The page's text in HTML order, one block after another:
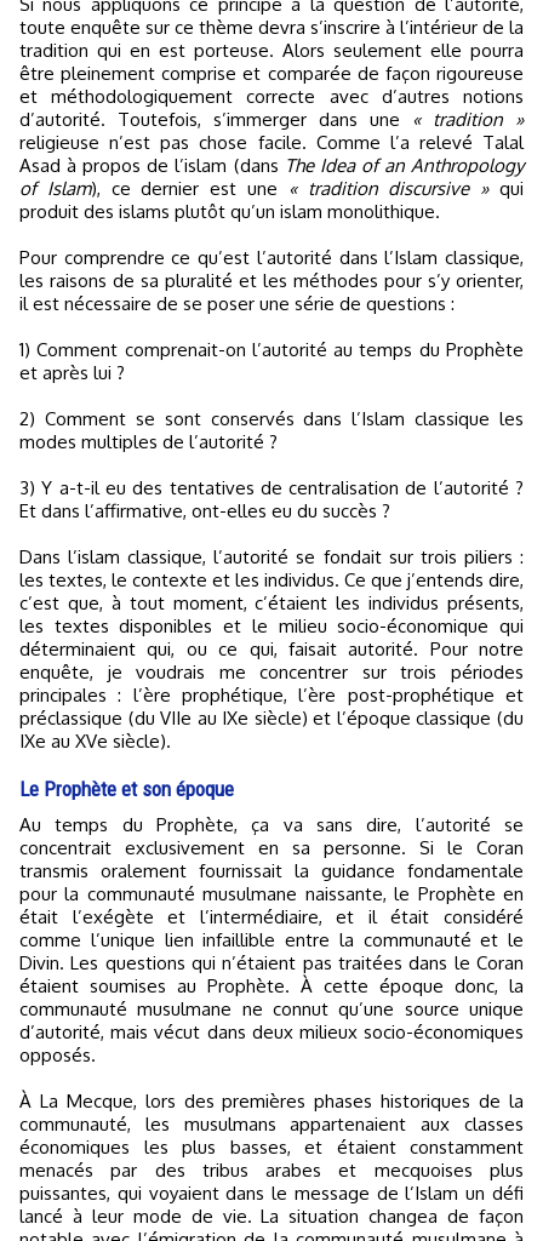
toute enquête sur ce thème devra s’inscrire à l’intérieur de la
tradition qui en est porteuse. Alors seulement elle pourra
être pleinement comprise et comparée de façon rigoureuse
et méthodologiquement correcte avec d’autres notions
d’autorité. Toutefois, s’immerger dans une
« tradition »
religieuse n’est pas chose facile. Comme l’a relevé Talal
Asad à propos de l’islam (dans The Idea of an Anthropology
of Islam), ce dernier est une « tradition discursive »qui
produit des islams plutôt qu’un islam monolithique.
Pour comprendre ce qu’est l’autorité dans l’Islam classique,
les raisons de sa pluralité et les méthodes pour s’y orienter,
il est nécessaire de se poser une série de questions :
1) Comment comprenait-on l’autorité au temps du Prophète
et après lui ?
2) Comment se sont conservés dans l’Islam classique les
modes multiples de l’autorité ?
3) Y a-t-il eu des tentatives de centralisation de l’autorité ?
Et dans l’affirmative, ont-elles eu du succès ?
Dans l’islam classique, l’autorité se fondait sur trois piliers :
les textes, le contexte et les individus. Ce que j’entends dire,
c’est que, à tout moment, c’étaient les individus présents,
les textes disponibles et le milieu socio-économique qui
déterminaient qui, ou ce qui, faisait autorité. Pour notre
enquête, je voudrais me concentrer sur trois périodes
principales : l’ère prophétique, l’ère post-prophétique et
préclassique (du VIIe au IXe siècle) et l’époque classique (du
IXe au XVe siècle).
Le Prophète et son époque
Au temps du Prophète, ça va sans dire, l’autorité se
concentrait exclusivement en sa personne. Si le Coran
transmis oralement fournissait la guidance fondamentale
pour la communauté musulmane naissante, le Prophète en
était l’exégète et l’intermédiaire, et il était considéré
comme l’unique lien infaillible entre la communauté et le
Divin. Les questions qui n’étaient pas traitées dans le Coran
étaient soumises au Prophète. À cette époque donc, la
communauté musulmane ne connut qu’une source unique
d’autorité, mais vécut dans deux milieux socio-économiques
opposés.
À La Mecque, lors des premières phases historiques de la
communauté, les musulmans appartenaient aux classes
économiques les plus basses, et étaient constamment
menacés par des tribus arabes et mecquoises plus
puissantes, qui voyaient dans le message de l’Islam un défi
lancé à leur mode de vie. La situation changea de façon